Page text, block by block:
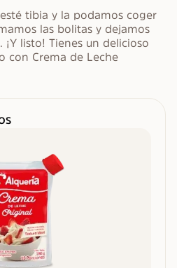
tibia y la podamos coger
las bolitas y dejamos
listo! Tienes un delicioso
con Crema de Leche